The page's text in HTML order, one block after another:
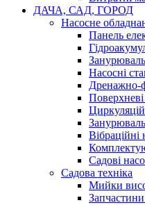
ДАЧА, САД, ГОРОД
Насосне
Панель
Насосні
Дренажно-
Вібраційні
Cадові
Садова техніка
Мийки